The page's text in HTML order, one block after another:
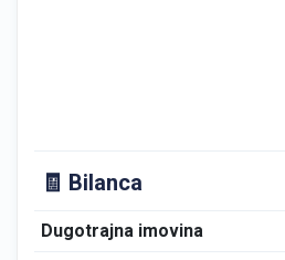
🧾 Bilanca
Dugotrajna imovina